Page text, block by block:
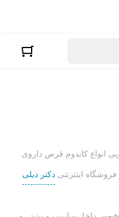
انواع کاندوم قرص داروی
اینترنتی دکتر دیلی